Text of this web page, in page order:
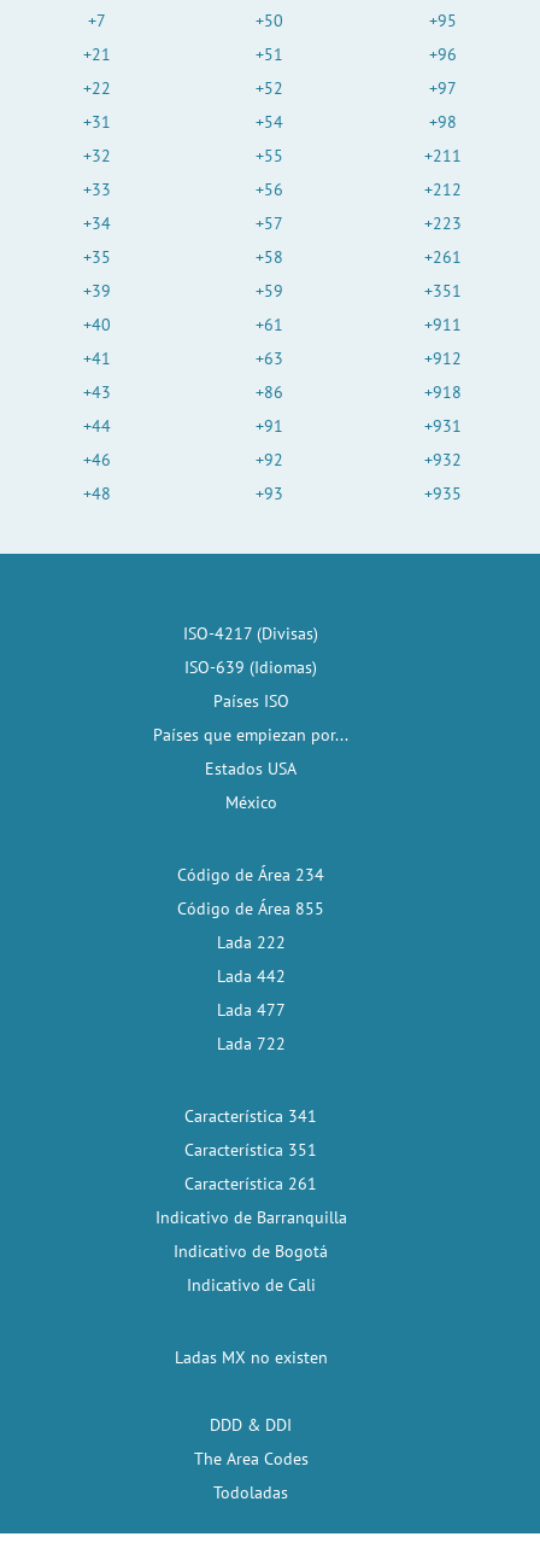
+7
+21
+22
+31
+32
+33
+34
+35
+39
+40
+41
+43
+44
+46
+48
+50
+51
+52
+54
+55
+56
+57
+58
+59
+61
+63
+86
+91
+92
+93
+95
+96
+97
+98
+211
+212
+223
+261
+351
+911
+912
+918
+931
+932
+935
ISO-4217 (Divisas)
ISO-639 (Idiomas)
Países ISO
Países que empiezan por...
Estados USA
México
Código de Área 234
Código de Área 855
Lada 222
Lada 442
Lada 477
Lada 722
Característica 341
Característica 351
Característica 261
Indicativo de Barranquilla
Indicativo de Bogotá
Indicativo de Cali
Ladas MX no existen
DDD & DDI
The Area Codes
Todoladas